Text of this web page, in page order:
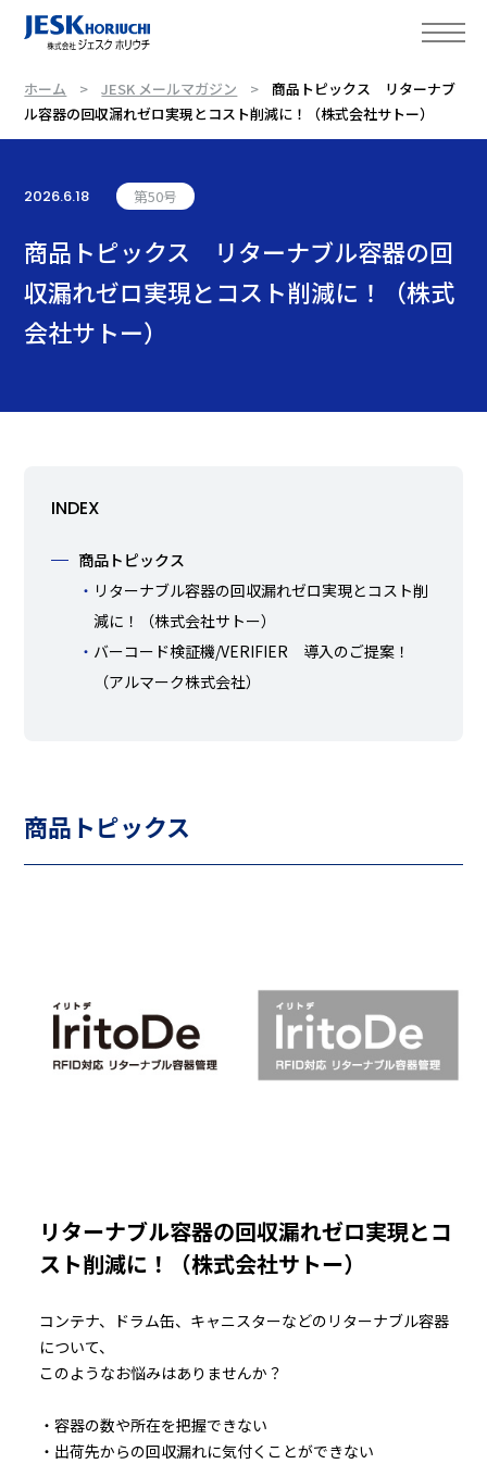
ホーム JESK メールマガジン
商品トピックス リターナブ
ル容器の回収漏れゼロ実現とコスト削減に！（株式会社サトー）
2026.6.18 第50号
商品トピックス リターナブル容器の回
収漏れゼロ実現とコスト削減に！（株式
会社サトー）
INDEX
商品トピックス
リターナブル容器の回収漏れゼロ実現とコスト削
減に！（株式会社サトー）
バーコード検証機/VERIFIER 導入のご提案！
（アルマーク株式会社）
商品トピックス
リターナブル容器の回収漏れゼロ実現とコ
スト削減に！（株式会社サトー）
コンテナ、ドラム缶、キャニスターなどのリターナブル容器
について、
このようなお悩みはありませんか？
・容器の数や所在を把握できない
・出荷先からの回収漏れに気付くことができない